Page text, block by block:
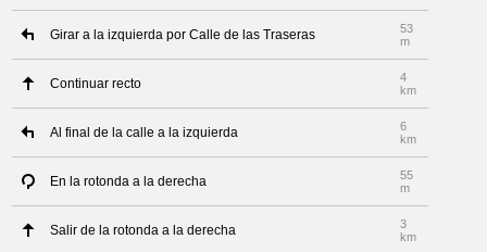
Girar a la izquierda por Calle de las Traseras
53
m
Continuar recto
4
km
Al final de la calle a la izquierda
6
km
En la rotonda a la derecha
55
m
Salir de la rotonda a la derecha
3
km